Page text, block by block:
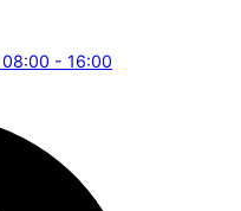
08:00 - 16:00